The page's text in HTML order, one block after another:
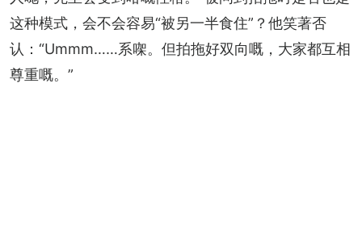
这种模式，会不会容易“被另一半食住”？他笑著否
认：“Ummm……系㗎。但拍拖好双向嘅，大家都互相
尊重嘅。”